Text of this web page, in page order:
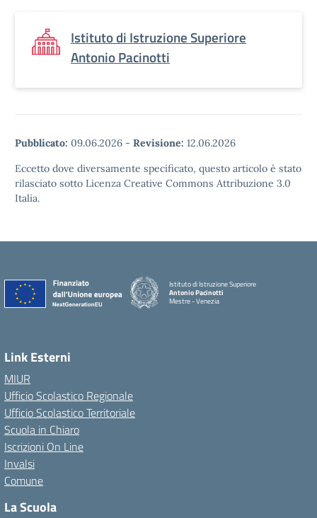
Istituto di Istruzione Superiore
Antonio Pacinotti
Pubblicato: 09.06.2026 - Revisione: 12.06.2026
Eccetto dove diversamente specificato, questo articolo è stato
rilasciato sotto Licenza Creative Commons Attribuzione 3.0
Italia.
Istituto di Istruzione Superiore
Antonio Pacinotti
Mestre - Venezia
Link Esterni
MIUR
Ufficio Scolastico Regionale
Ufficio Scolastico Territoriale
Scuola in Chiaro
Iscrizioni On Line
Invalsi
Comune
La Scuola